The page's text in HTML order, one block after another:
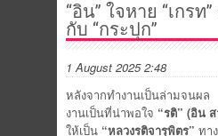
“อิน” ใจหาย “เกรท
กับ “กระปุก”
1 August 2025 2:48
หลังจากทำงานเป็นล่ามจนผล
งานเป็นที่น่าพอใจ “รติ” (อิน
ให้เป็น “หลวงรติจารุพิตร” ทา